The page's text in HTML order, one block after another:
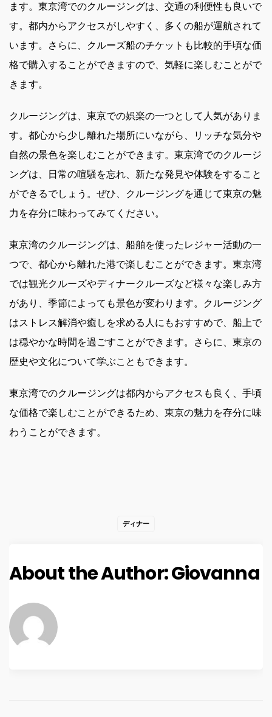
ます。東京湾でのクルージングは、交通の利便性も良いで
す。都内からアクセスがしやすく、多くの船が運航されて
います。さらに、クルーズ船のチケットも比較的手頃な価
格で購入することができますので、気軽に楽しむことがで
きます。
クルージングは、東京での娯楽の一つとして人気がありま
す。都心から少し離れた場所にいながら、リッチな気分や
自然の景色を楽しむことができます。東京湾でのクルージ
ングは、日常の喧騒を忘れ、新たな発見や体験をすること
ができるでしょう。ぜひ、クルージングを通じて東京の魅
力を存分に味わってみてください。
東京湾のクルージングは、船舶を使ったレジャー活動の一
つで、都心から離れた港で楽しむことができます。東京湾
では観光クルーズやディナークルーズなど様々な楽しみ方
があり、季節によっても景色が変わります。クルージング
はストレス解消や癒しを求める人にもおすすめで、船上で
は穏やかな時間を過ごすことができます。さらに、東京の
歴史や文化について学ぶこともできます。
東京湾でのクルージングは都内からアクセスも良く、手頃
な価格で楽しむことができるため、東京の魅力を存分に味
わうことができます。
ディナー
About the Author:Giovanna